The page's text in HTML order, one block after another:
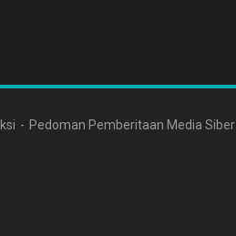
Pedoman Pemberitaan Media Siber